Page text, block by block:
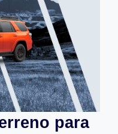
para